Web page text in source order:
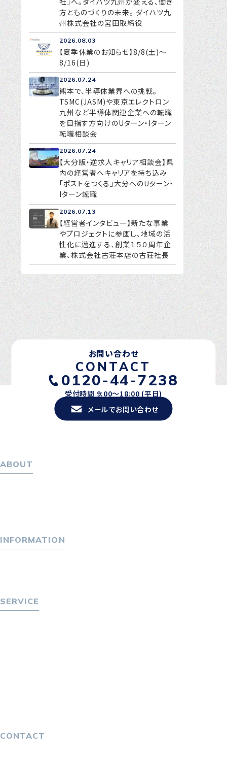
方とものづくりの未来。 ダイハツ九
州株式会社の宮田取締役
2026.08.03
【夏季休業のお知らせ】8/8(土)～
8/16(日)
2026.07.24
熊本で、半導体業界への挑戦。
TSMC(JASM)や東京エレクトロン
九州など半導体関連企業への転職
を目指す方向けのUターン・Iターン
転職相談会
2026.07.24
【大分版・逆求人キャリア相談会】県
内の経営者へキャリアを持ち込み
「ポストをつくる」大分へのUターン・
Iターン転職
2026.07.13
【経営者インタビュー】新たな事業
やプロジェクトに参画し、地域の活
性化に邁進する、創業１５０周年企
業、株式会社古荘本店の古荘社長
お問い合わせ
CONTACT
0120-44-7238
受付時間 9:00〜18:00 (平日)
メールでお問い合わせ
ABOUT
INFORMATION
SERVICE
CONTACT